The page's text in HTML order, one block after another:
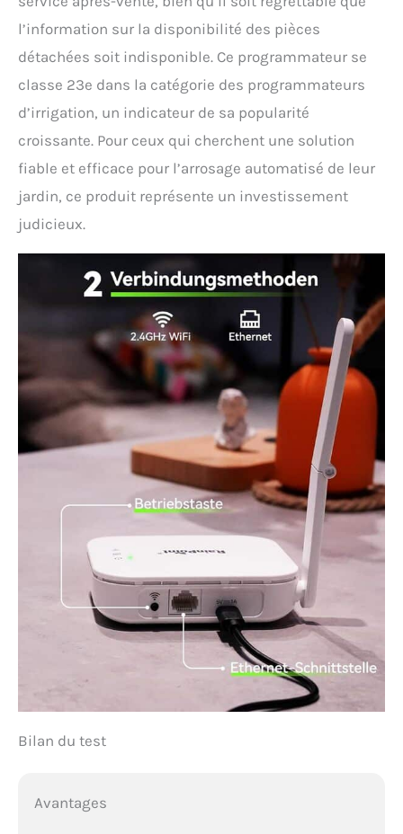
plans d'arrosage et le
gaspillage des ressources en
eau.
l’information sur la disponibilité des pièces
détachées soit indisponible. Ce programmateur se
classe 23e dans la catégorie des programmateurs
d’irrigation, un indicateur de sa popularité
croissante. Pour ceux qui cherchent une solution
fiable et efficace pour l’arrosage automatisé de leur
jardin, ce produit représente un investissement
judicieux.
Bilan du test
Avantages